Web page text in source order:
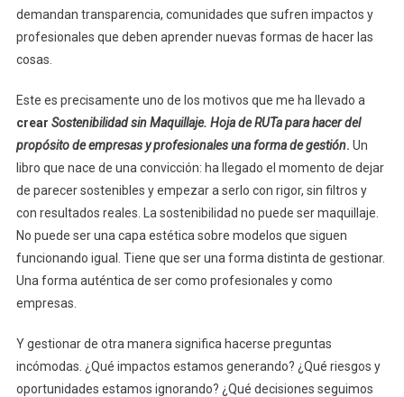
demandan transparencia, comunidades que sufren impactos y
profesionales que deben aprender nuevas formas de hacer las
cosas.
Este es precisamente uno de los motivos que me ha llevado a
crear Sostenibilidad sin Maquillaje. Hoja de RUTa para hacer del
propósito de empresas y profesionales una forma de gestión. Un
libro que nace de una convicción: ha llegado el momento de dejar
de parecer sostenibles y empezar a serlo con rigor, sin filtros y
con resultados reales. La sostenibilidad no puede ser maquillaje.
No puede ser una capa estética sobre modelos que siguen
funcionando igual. Tiene que ser una forma distinta de gestionar.
Una forma auténtica de ser como profesionales y como
empresas.
Y gestionar de otra manera significa hacerse preguntas
incómodas. ¿Qué impactos estamos generando? ¿Qué riesgos y
oportunidades estamos ignorando? ¿Qué decisiones seguimos